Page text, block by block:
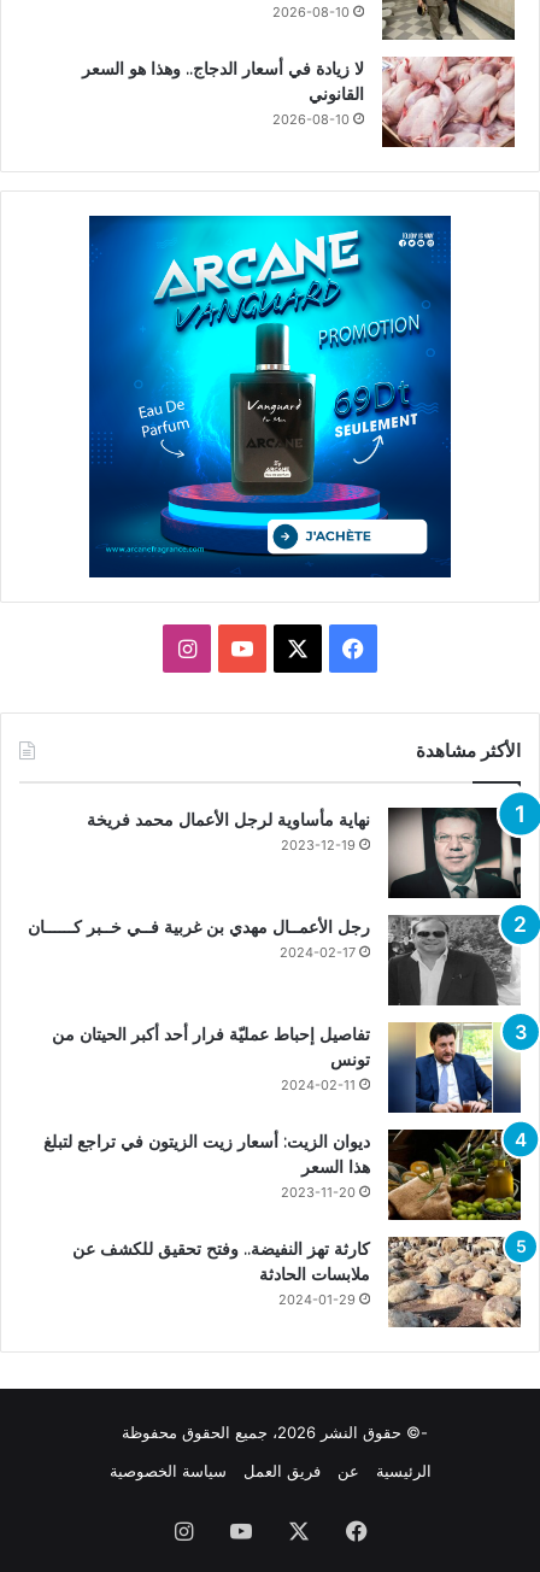
2026-08-10
لا زيادة في أسعار الدجاج.. وهذا هو السعر
القانوني
2026-08-10
فيسبوك يوتيوبانستقرام
الأكثر مشاهدة
نهاية مأساوية لرجل الأعمال محمد فريخة
2023-12-19
رجل الأعمــال مهدي بن غربية فــي خــبر كــــــان
2024-02-17
تفاصيل إحباط عمليّة فرار أحد أكبر الحيتان من
تونس
2024-02-11
ديوان الزيت: أسعار زيت الزيتون في تراجع لتبلغ
هذا السعر
2023-11-20
كارثة تهز النفيضة.. وفتح تحقيق للكشف عن
ملابسات الحادثة
2024-01-29
-© حقوق النشر 2026، جميع الحقوق محفوظة
الرئيسية
عن فريق العمل سياسة الخصوصية
فيسبوك يوتيوبانستقرام